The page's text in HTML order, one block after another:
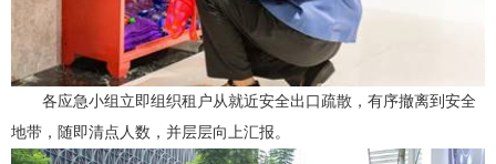
各应急小组立即组织租户从就近安全出口疏散，有序撤离到安全
地带，随即清点人数，并层层向上汇报。